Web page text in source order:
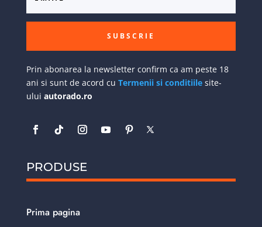
SUBSCRIE
Prin abonarea la newsletter confirm ca am peste 18
ani si sunt de acord cu Termenii si conditiilesite-
ului autorado.ro
PRODUSE
Prima pagina